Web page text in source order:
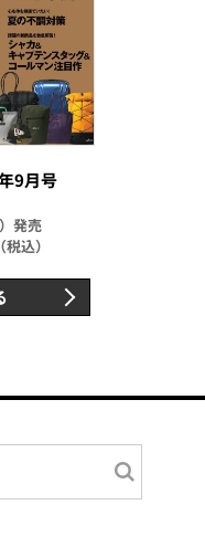
9月号
発売
込）